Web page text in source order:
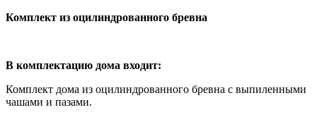
Комплект из оцилиндрованного бревна
В комплектацию дома входит:
Комплект дома из оцилиндрованного бревна с выпиленными
чашами и пазами.